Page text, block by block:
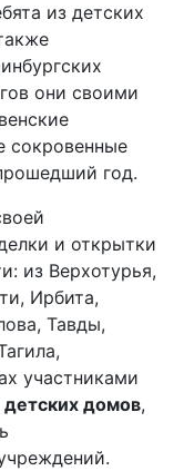
из детских
они своими
сокровенные
год.
и открытки
из Верхотурья,
Ирбита,
Тавды,
участниками
детских домов,